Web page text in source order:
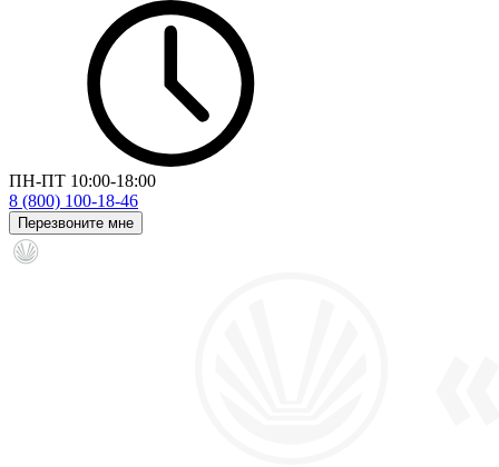
ПН-ПТ 10:00-18:00
8 (800) 100-18-46
Перезвоните мне